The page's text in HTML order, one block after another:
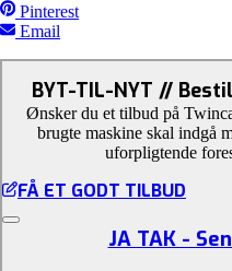
Pinterest
Email
BYT-TIL-NYT //
Ønsker du et tilbud på
brugte maskine skal indgå
uforpligtende
FÅ ET GODT TILBUD
JA TAK -